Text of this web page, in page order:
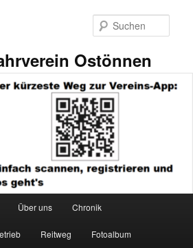
Ostönnen
Über uns Chronik
Reitweg Fotoalbum